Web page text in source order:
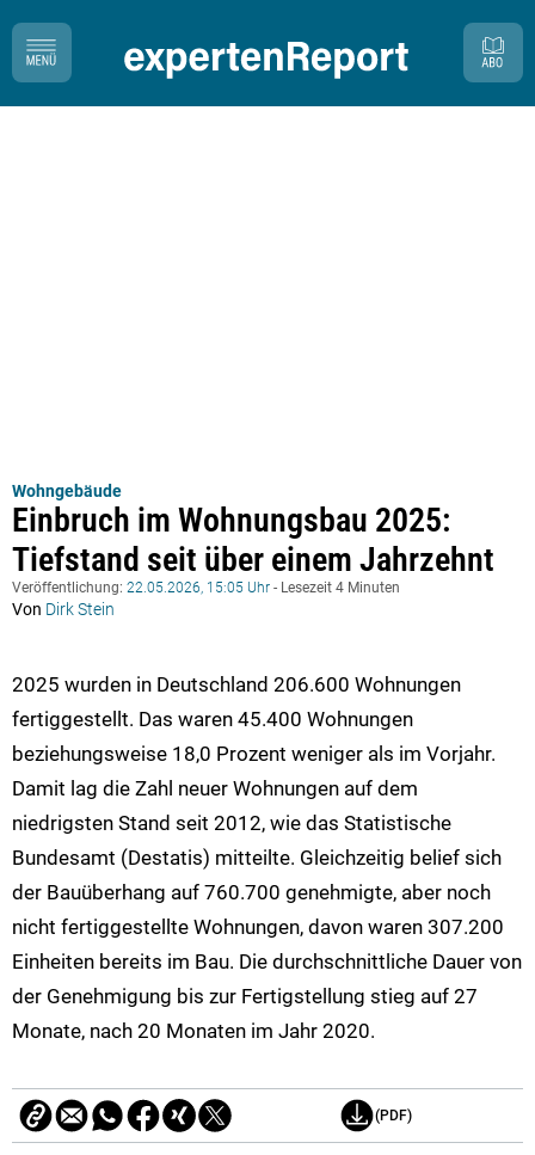
Wohngebäude
Einbruch im Wohnungsbau 2025:
Tiefstand seit über einem Jahrzehnt
Veröffentlichung: 22.05.2026, 15:05 Uhr - Lesezeit 4 Minuten
Von Dirk Stein
2025 wurden in Deutschland 206.600 Wohnungen
fertiggestellt. Das waren 45.400 Wohnungen
beziehungsweise 18,0 Prozent weniger als im Vorjahr.
Damit lag die Zahl neuer Wohnungen auf dem
niedrigsten Stand seit 2012, wie das Statistische
Bundesamt (Destatis) mitteilte. Gleichzeitig belief sich
der Bauüberhang auf 760.700 genehmigte, aber noch
nicht fertiggestellte Wohnungen, davon waren 307.200
Einheiten bereits im Bau. Die durchschnittliche Dauer von
der Genehmigung bis zur Fertigstellung stieg auf 27
Monate, nach 20 Monaten im Jahr 2020.
(PDF)